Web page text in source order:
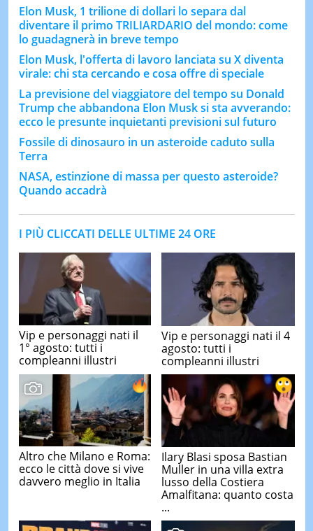
Elon Musk, 1 trilione di dollari lo separa dal
diventare il primo TRILIARDARIO del mondo: come
lo guadagnerà in breve tempo
Elon Musk, l'offerta di lavoro lanciata su X diventa
virale: chi sta cercando e cosa offre di speciale
La previsione del viaggiatore del tempo su Donald
Trump che abbandona Elon Musk si sta avverando:
ecco le presunte inquietanti previsioni sul futuro
Fossile di dinosauro in un asteroide caduto sulla
Terra
NASA, estinzione di massa per questo asteroide?
Quando accadrà
I PIÙ CLICCATI DELLE ULTIME 24 ORE
Vip e personaggi nati il
1° agosto: tutti i
compleanni illustri
Vip e personaggi nati il 4
agosto: tutti i
compleanni illustri
Altro che Milano e Roma:
ecco le città dove si vive
davvero meglio in Italia
Ilary Blasi sposa Bastian
Muller in una villa extra
lusso della Costiera
Amalfitana: quanto costa
...